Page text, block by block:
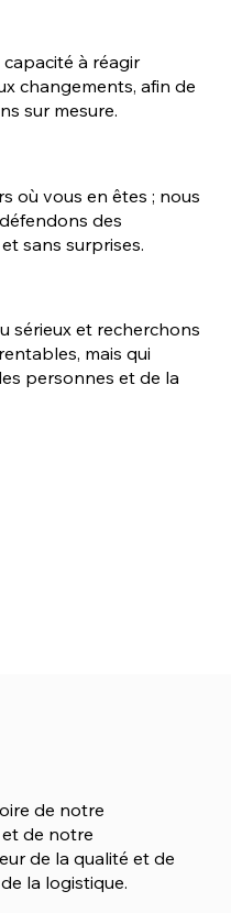
de notre
de notre
de la qualité et de
la logistique.
à réagir
changements, afin de
sur mesure.
où vous en êtes ; nous
des
sans surprises.
sérieux et recherchons
mais qui
personnes et de la